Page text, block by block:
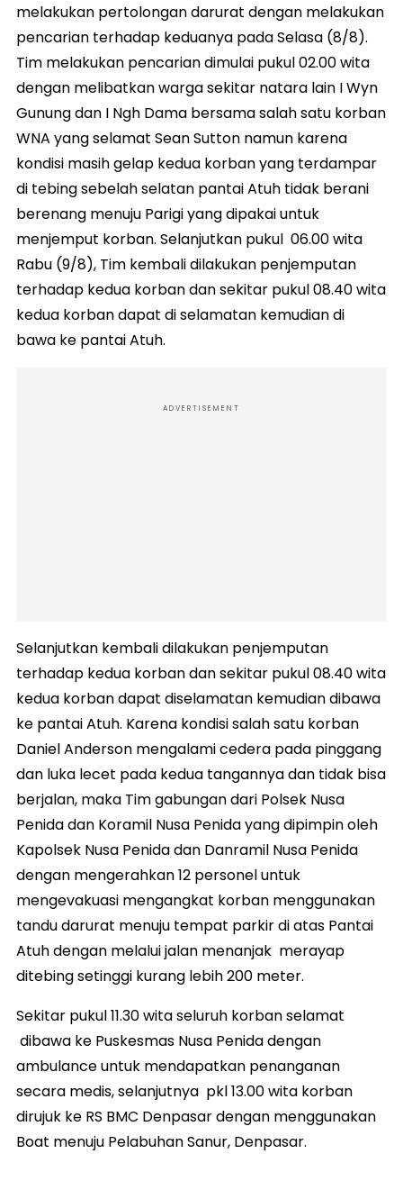
melakukan pertolongan darurat dengan melakukan
pencarian terhadap keduanya pada Selasa (8/8).
Tim melakukan pencarian dimulai pukul 02.00 wita
dengan melibatkan warga sekitar natara lain I Wyn
Gunung dan I Ngh Dama bersama salah satu korban
WNA yang selamat Sean Sutton namun karena
kondisi masih gelap kedua korban yang terdampar
di tebing sebelah selatan pantai Atuh tidak berani
berenang menuju Parigi yang dipakai untuk
menjemput korban. Selanjutkan pukul 06.00 wita
Rabu (9/8), Tim kembali dilakukan penjemputan
terhadap kedua korban dan sekitar pukul 08.40 wita
kedua korban dapat di selamatan kemudian di
bawa ke pantai Atuh.
ADVERTISEMENT
Selanjutkan kembali dilakukan penjemputan
terhadap kedua korban dan sekitar pukul 08.40 wita
kedua korban dapat diselamatan kemudian dibawa
ke pantai Atuh. Karena kondisi salah satu korban
Daniel Anderson mengalami cedera pada pinggang
dan luka lecet pada kedua tangannya dan tidak bisa
berjalan, maka Tim gabungan dari Polsek Nusa
Penida dan Koramil Nusa Penida yang dipimpin oleh
Kapolsek Nusa Penida dan Danramil Nusa Penida
dengan mengerahkan 12 personel untuk
mengevakuasi mengangkat korban menggunakan
tandu darurat menuju tempat parkir di atas Pantai
Atuh dengan melalui jalan menanjak merayap
ditebing setinggi kurang lebih 200 meter.
Sekitar pukul 11.30 wita seluruh korban selamat
dibawa ke Puskesmas Nusa Penida dengan
ambulance untuk mendapatkan penanganan
secara medis, selanjutnya pkl 13.00 wita korban
dirujuk ke RS BMC Denpasar dengan menggunakan
Boat menuju Pelabuhan Sanur, Denpasar.